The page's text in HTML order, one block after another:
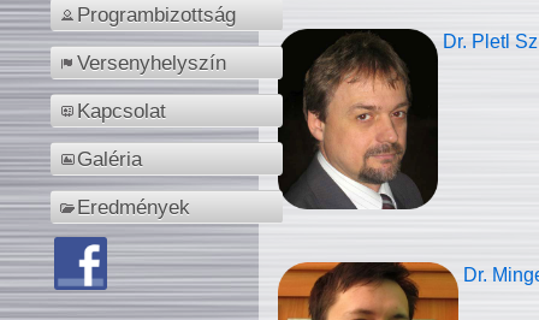
Programbizottság
Versenyhelyszín
Kapcsolat
Galéria
Eredmények
Dr. Pletl
Dr.